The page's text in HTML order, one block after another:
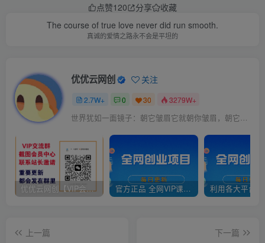
点赞120 分享
收藏
The course of true love never did run smooth.
真诚的爱情之路永不会是平坦的
优优云网创 关注
2.7W+ 0 30 3279W+
世界犹如一面镜子：朝它皱眉它就朝你皱眉，朝它微笑它也吵你微笑
优优云网创【VIP会员专属交流群】 官方正品 全网VIP课程 无损下载~
上一篇
下一篇